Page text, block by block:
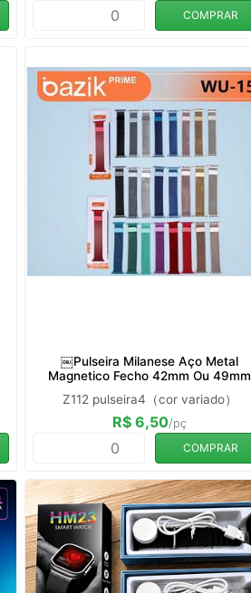
COMPRAR
￼Pulseira Milanese Aço Metal
Magnetico Fecho 42mm Ou 49mm
Z112 pulseira4（cor variado）
R$ 6,50/pç
COMPRAR